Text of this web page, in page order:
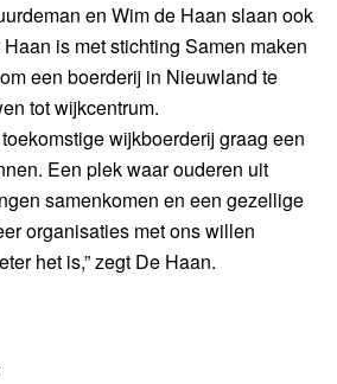
en Wim de Haan slaan ook
is met stichting Samen maken
een boerderij in Nieuwland te
tot wijkcentrum.
wijkboerderij graag een
Een plek waar ouderen uit
samenkomen en een gezellige
organisaties met ons willen
het is,” zegt De Haan.